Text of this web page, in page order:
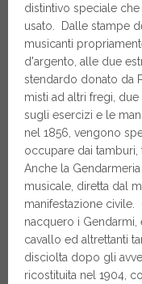
distintivo speciale
usato. Dalle stampe
musicanti
d'argento, alle due
stendardo donato da
misti ad altri fregi,
sugli esercizi e le
nel 1856, vengono
occupare dai
Anche la
musicale, diretta dal
manifestazione civile.
nacquero i
cavallo ed altrettanti
disciolta dopo gli
ricostituita nel 1904,